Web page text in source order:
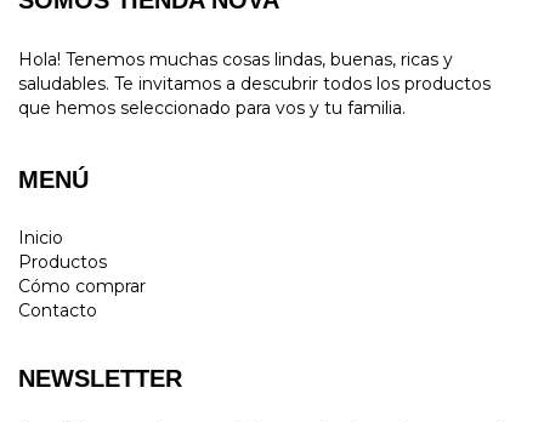
Hola! Tenemos muchas cosas lindas, buenas, ricas y
saludables. Te invitamos a descubrir todos los productos
que hemos seleccionado para vos y tu familia.
MENÚ
Inicio
Productos
Cómo comprar
Contacto
NEWSLETTER